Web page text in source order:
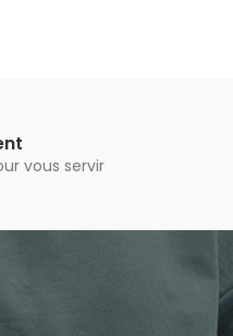
vous servir